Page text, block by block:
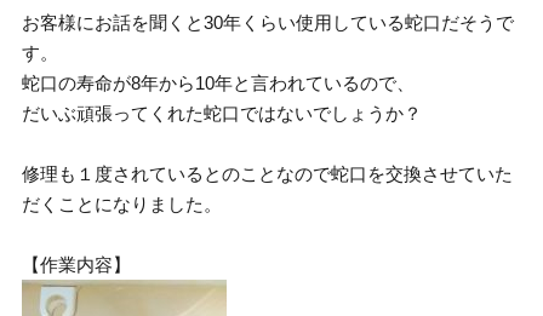
お客様にお話を聞くと30年くらい使用している蛇口だそうで
す。
蛇口の寿命が8年から10年と言われているので、
だいぶ頑張ってくれた蛇口ではないでしょうか？
修理も１度されているとのことなので蛇口を交換させていた
だくことになりました。
【作業内容】